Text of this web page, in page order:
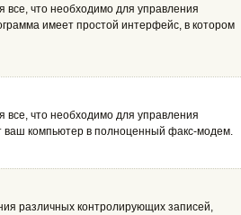
все, что необходимо для управления
имеет простой интерфейс, в котором
все, что необходимо для управления
компьютер в полноценный факс-модем.
различных контролирующих записей,